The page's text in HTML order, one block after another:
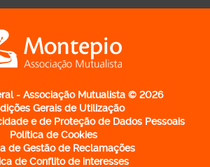
Montepio Associação Mutualista -
- Associação Mutualista © 2026
Gerais de Utilização
e de Proteção de Dados Pessoais
Política de Cookies
de Gestão de Reclamações
de Conflito de interesses